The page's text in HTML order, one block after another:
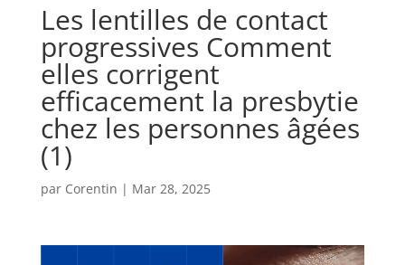
Les lentilles de contact
progressives Comment
elles corrigent
efficacement la presbytie
chez les personnes âgées
(1)
par Corentin | Mar 28, 2025